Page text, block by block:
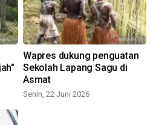
Wapres dukung penguatan
Sekolah Lapang Sagu di
Asmat
Senin, 22 Juni 2026